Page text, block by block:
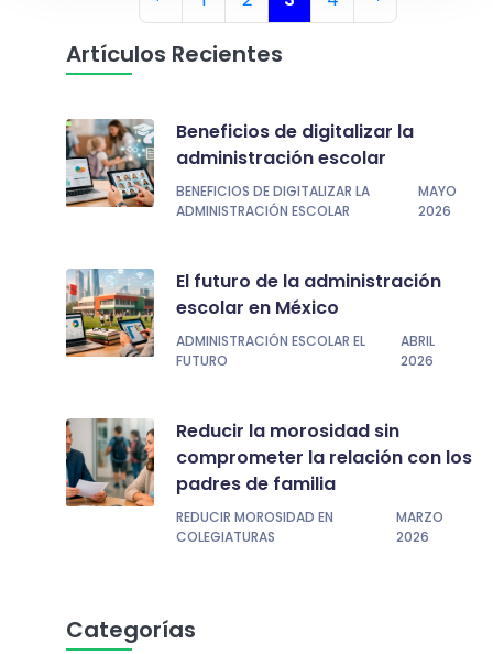
Artículos Recientes
Beneficios de digitalizar la
administración escolar
BENEFICIOS DE DIGITALIZAR LA
ADMINISTRACIÓN ESCOLAR
MAYO
2026
El futuro de la administración
escolar en México
ADMINISTRACIÓN ESCOLAR EL
FUTURO
ABRIL
2026
Reducir la morosidad sin
comprometer la relación con los
padres de familia
REDUCIR MOROSIDAD EN
COLEGIATURAS
MARZO
2026
Categorías